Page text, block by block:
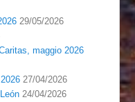
29/05/2026
maggio 2026
27/04/2026
24/04/2026